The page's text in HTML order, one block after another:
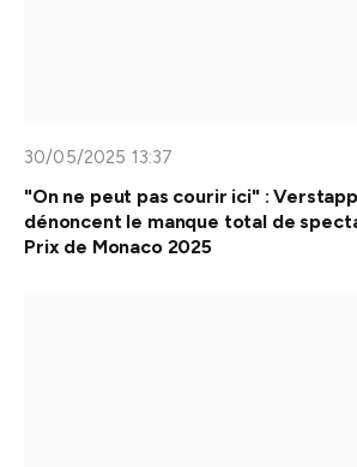
30/05/2025 13:37
"On ne peut pas courir ici" :
dénoncent le manque total de
Prix de Monaco 2025